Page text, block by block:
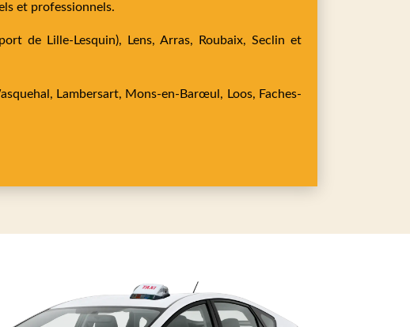
et professionnels.
de Lille-Lesquin), Lens, Arras, Roubaix, Seclin et
Lambersart, Mons-en-Barœul, Loos, Faches-